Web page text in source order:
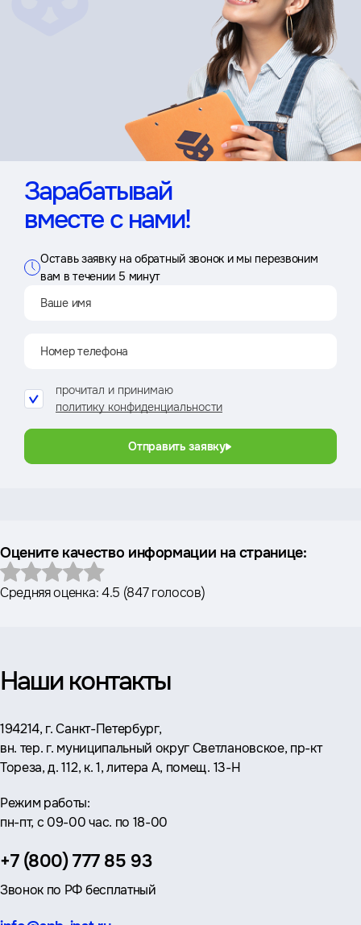
Зарабатывай
вместе с нами!
Оставь заявку на обратный звонок и мы перезвоним
вам в течении 5 минут
прочитал и принимаю
политику конфиденциальности
Отправить заявку
Оцените качество информации на странице:
Средняя оценка:4.5 (847 голосов)
Наши контакты
Адрес:
194214, г. Санкт-Петербург,
вн. тер. г. муниципальный округ Светлановское, пр-кт
Тореза, д. 112, к. 1, литера А, помещ. 13-Н
Режим работы:
пн-пт, с 09-00 час. по 18-00
Телефон:
+7 (800) 777 85 93
Звонок по РФ бесплатный